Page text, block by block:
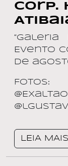
Corp.
Evento
de
Fotos:
LEIA MAIS